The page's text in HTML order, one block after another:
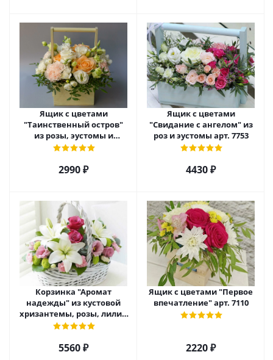
Ящик с цветами
"Таинственный остров"
из розы, эустомы и
диантуса арт. 7754
2990 ₽
Ящик с цветами
"Свидание с ангелом" из
роз и эустомы арт. 7753
4430 ₽
Корзинка "Аромат
надежды" из кустовой
хризантемы, розы, лилий
и эустомы. арт. 7751
5560 ₽
Ящик с цветами "Первое
впечатление" арт. 7110
2220 ₽